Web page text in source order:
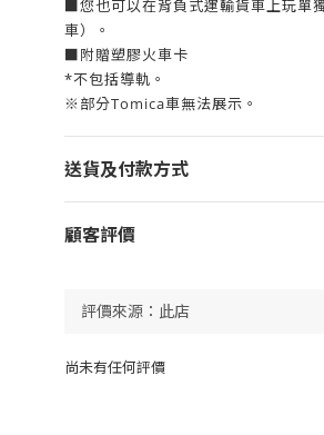
■您也可以在背負式運輸貨車上玩單
車）。
■附贈塑膠火車卡
*不包括導軌。
※部分Tomica車無法展示。
送貨及付款方式
顧客評價
尚未有任何評價